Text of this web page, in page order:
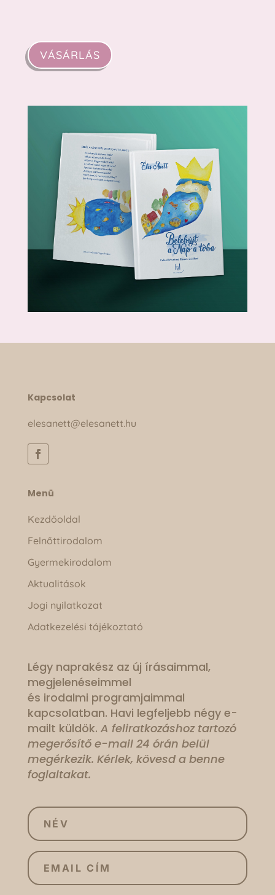
VÁSÁRLÁS
Kapcsolat
elesanett@elesanett.hu
Menü
Kezdőoldal
Felnőttirodalom
Gyermekirodalom
Aktualitások
Jogi nyilatkozat
Adatkezelési tájékoztató
Légy naprakész az új írásaimmal,
megjelenéseimmel
és irodalmi programjaimmal
kapcsolatban. Havi legfeljebb négy e-
mailt küldök. A feliratkozáshoz tartozó
megerősítő e-mail 24 órán belül
megérkezik. Kérlek, kövesd a benne
foglaltakat.